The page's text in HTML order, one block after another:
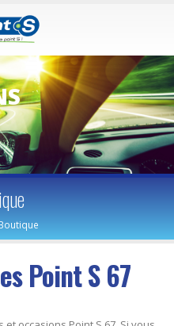
Point S 67